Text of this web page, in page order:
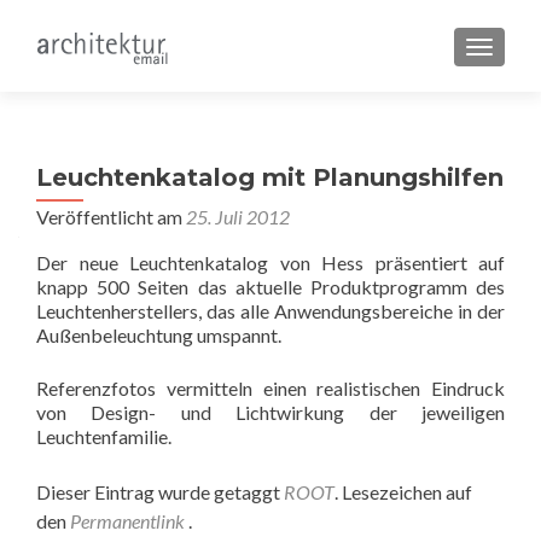
Leuchtenkatalog mit Planungshilfen
Veröffentlicht am 25. Juli 2012
Der neue Leuchtenkatalog von Hess präsentiert auf
knapp 500 Seiten das aktuelle Produktprogramm des
Leuchtenherstellers, das alle Anwendungsbereiche in der
Außenbeleuchtung umspannt.
Referenzfotos vermitteln einen realistischen Eindruck
von Design- und Lichtwirkung der jeweiligen
Leuchtenfamilie.
Dieser Eintrag wurde getaggt ROOT. Lesezeichen auf
den Permanentlink .